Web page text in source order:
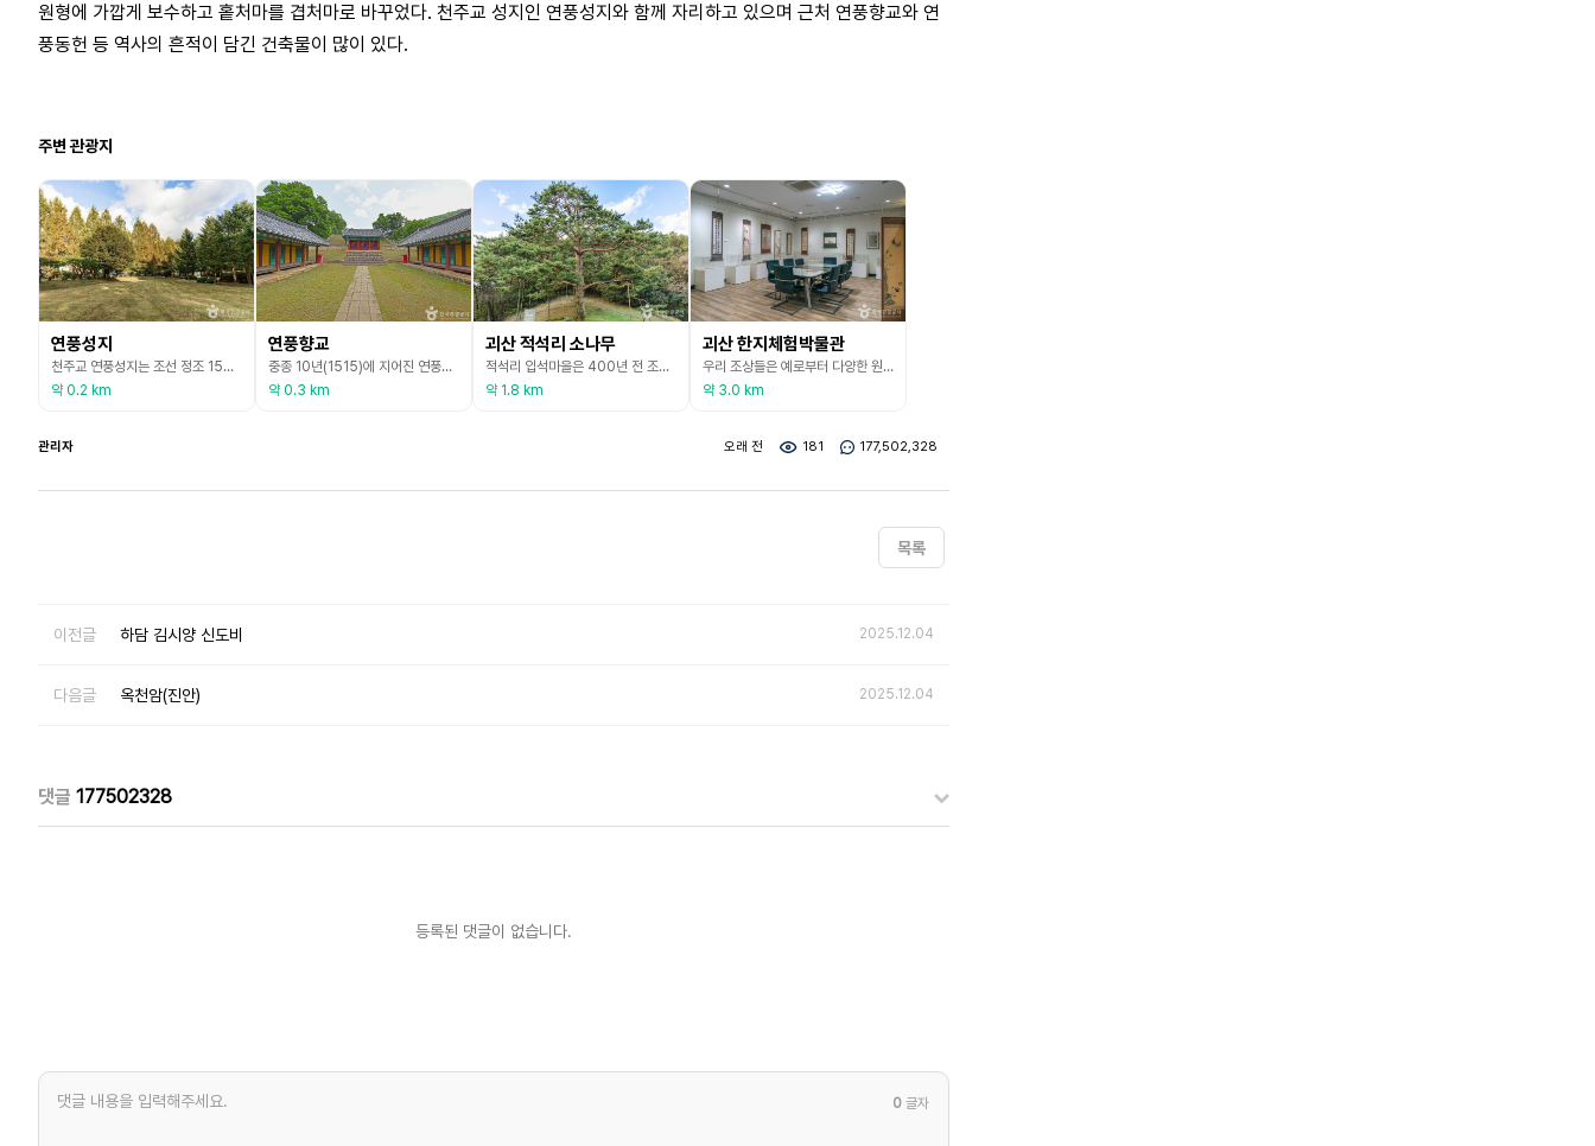
원형에 가깝게 보수하고 홑처마를 겹처마로 바꾸었다. 천주교 성지인 연풍성지와 함께 자리하고 있으며 근처 연풍향교와 연
풍동헌 등 역사의 흔적이 담긴 건축물이 많이 있다.
주변 관광지
연풍성지
천주교 연풍성지는 조선 정조 15년(1791) 신해교난 이후 연풍 땅에 은거하여 신앙을 지켜가던 교인 추순옥, 이윤일, 김병숙, 김말당, 김마루 등이 순조 1년(1801) 신유교난 때 처형당한 자리로, 1974년부터 천주교회에서 성역화한 곳이다. 성지 내에는 연풍향청 건물과 높이 8.5m의 십자가상을 중심으로 오른쪽에 한국천주교 103 성인의 한 사람인 루까 황석두의 입상과 묘가 있다. 순조 13년(1813) 연풍현 병방골에서 태어난 황석두 성인은 천주
약 0.2 km
연풍향교
중종 10년(1515)에 지어진 연풍향교는 여러 차례 고쳤으며, 한국전쟁 때 명륜당과 동무·서무가 불에 타 없어졌다. 1978년에 대성전을 고쳤고, 그다음 해 명륜당을 다시 지었다. 현재 남아있는 건물은 명륜당과 대성전이 있고 그 외에 고직사가 있다. 명륜당은 학생들이 공부하던 곳이고, 대성전은 공자를 비롯하여 여러 성현들의 위패를 모시고 제사 지내던 건물이다. 대성전과 명륜당 사이에는 내삼문을 두어 배움의 공간과 제사공간을 구분하고 있어, 향교의 일반
약 0.3 km
괴산 적석리 소나무
적석리 입석마을은 400년 전 조선 숙종 때 연일 정 씨의 선조가 정착하면서 조성되었다고 전한다. 고갯마루에 있는 입석암이라는 허물어진 절터와 입석마을 뒷산에 고려당골과 국사당이 있어 오랜 역사를 가진 마을임을 짐작하게 한다. 입석고개는 영남에서 이화령(이유릿재)이나 새재를 넘어 괴산, 서울로 가는 길목에 있어 옛 선비들이 쉬어 넘던 애환의 역사가 있다. 고갯마루에 서 있는 소나무는 키 21.2m, 가슴높이 둘레 3.48m의 크기로 속리산의 정2품 송
약 1.8 km
괴산 한지체험박물관
우리 조상들은 예로부터 다양한 원료를 이용하여 종이를 만들어 왔다. 대표적으로 닥나무 껍질을 비롯하여 대나무, 볏짚, 보릿짚, 귀리를 원료로 한 종이, 마지, 안피지, 면지 등이 있으며 각각의 종이는 그 원료의 특성에 맞는 방법으로 만들어졌다. 우리나라 종이는 주로 닥나무 껍질을 원료로 하였다는 것이 특색이다. 농한기인 11~12월에 닥나무 1년생 가지를 채취해서 삶기-껍질 벗기기-건조하기- 백피를 부드럽게 하기 위해 담그기-충분히 불린 백피를 다시 삶
약 3.0 km
관리자 오래 전 181 177,502,328
목록
이전글 하담 김시양 신도비 2025.12.04
다음글 옥천암(진안) 2025.12.04
댓글 177502328
등록된 댓글이 없습니다.
0 글자